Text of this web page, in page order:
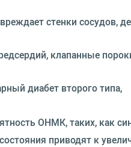
стенки сосудов,
клапанные
диабет второго типа,
ОНМК, таких, как
приводят к